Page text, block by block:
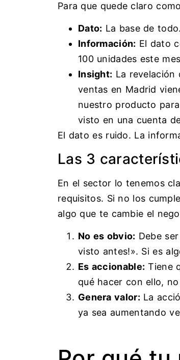
Para que quede claro
Dato: La base de
Información: El dato
100 unidades este
Insight: La revelación
ventas en Madrid
nuestro producto
visto en una cuenta
El dato es ruido. La
Las 3
En el sector lo tenemos
requisitos. Si no los
algo que te cambie el
No es obvio: Debe
visto antes!». Si es
Es accionable: Tiene
qué hacer con ello,
Genera valor: La
ya sea aumentando